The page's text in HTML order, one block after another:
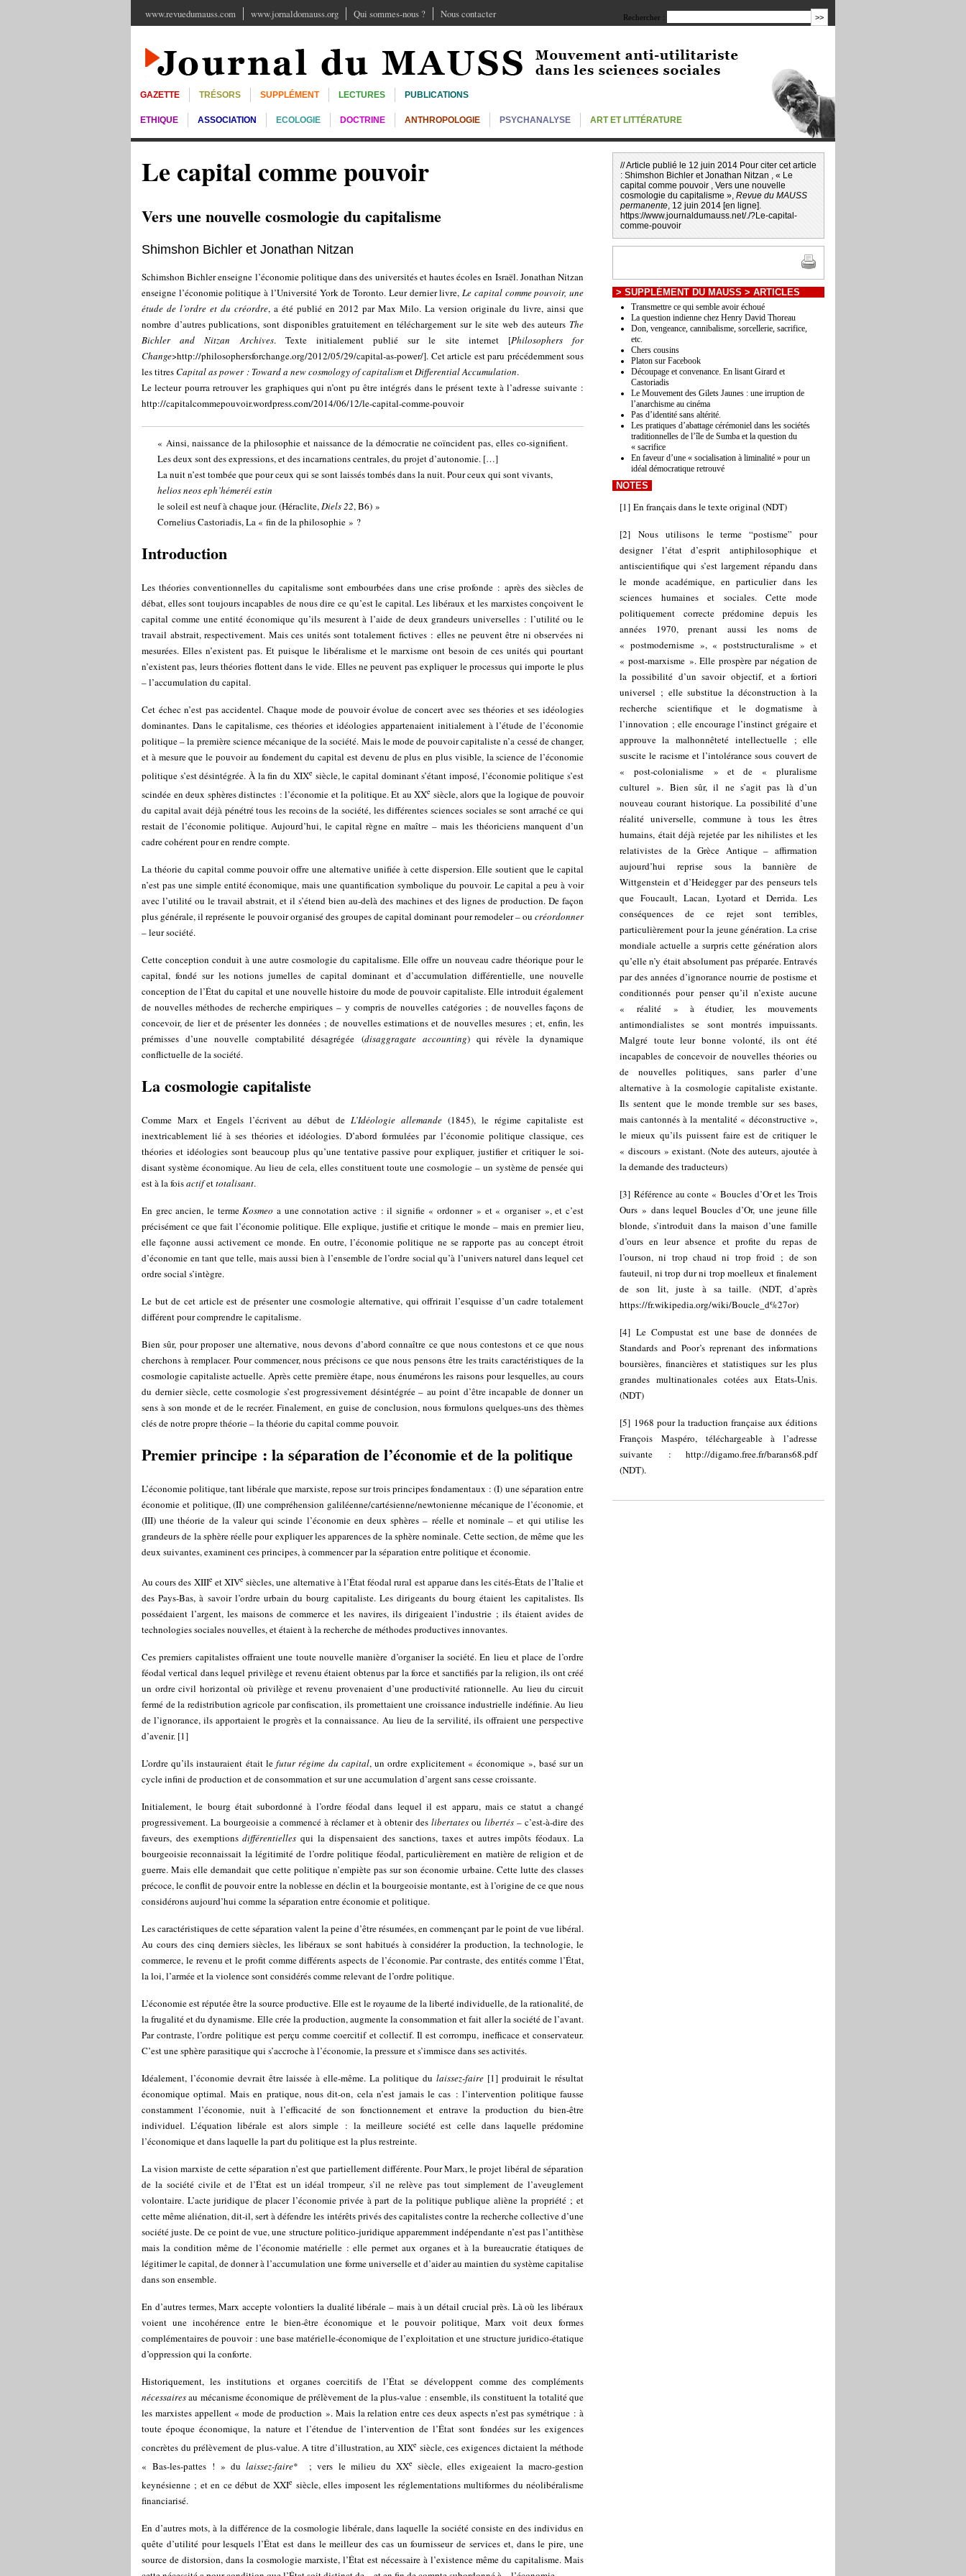
www.revuedumauss.com www.jornaldomauss.org Qui sommes-nous ? Nous contacter Rechercher :
GAZETTE TRÉSORS SUPPLÉMENT LECTURES PUBLICATIONS
ETHIQUE ASSOCIATION ECOLOGIE DOCTRINE ANTHROPOLOGIE PSYCHANALYSE ART ET LITTÉRATURE
Le capital comme pouvoir
Vers une nouvelle cosmologie du capitalisme
Shimshon Bichler et Jonathan Nitzan
Schimshon Bichler enseigne l’économie politique dans des universités et hautes écoles en Israël. Jonathan Nitzan
enseigne l’économie politique à l’Université York de Toronto. Leur dernier livre,Le capital comme pouvoir, une
étude de l’ordre et du créordre, a été publié en 2012 par Max Milo. La version originale du livre, ainsi que
nombre d’autres publications, sont disponibles gratuitement en téléchargement sur le site web des auteurs The
Bichler and Nitzan Archives. Texte initialement publié sur le site internet [Philosophers for
Change>http://philosophersforchange.org/2012/05/29/capital-as-power/]. Cet article est paru précédemment sous
les titresCapital as power : Toward a new cosmology of capitalismetDifferential Accumulation.
Le lecteur pourra retrouver les graphiques qui n’ont pu être intégrés dans le présent texte à l’adresse suivante :
http://capitalcommepouvoir.wordpress.com/2014/06/12/le-capital-comme-pouvoir
« Ainsi, naissance de la philosophie et naissance de la démocratie ne coïncident pas, elles co-signifient.
Les deux sont des expressions, et des incarnations centrales, du projet d’autonomie. […]
La nuit n’est tombée que pour ceux qui se sont laissés tombés dans la nuit. Pour ceux qui sont vivants,
helios neos eph’hémeréi estin
le soleil est neuf à chaque jour. (Héraclite,Diels 22, B6) »
Cornelius Castoriadis, La « fin de la philosophie » ?
Introduction
Les théories conventionnelles du capitalisme sont embourbées dans une crise profonde : après des siècles de
débat, elles sont toujours incapables de nous dire ce qu’est le capital. Les libéraux et les marxistes conçoivent le
capital comme une entité économique qu’ils mesurent à l’aide de deux grandeurs universelles : l’utilité ou le
travail abstrait, respectivement. Mais ces unités sont totalement fictives : elles ne peuvent être ni observées ni
mesurées. Elles n’existent pas. Et puisque le libéralisme et le marxisme ont besoin de ces unités qui pourtant
n’existent pas, leurs théories flottent dans le vide. Elles ne peuvent pas expliquer le processus qui importe le plus
– l’accumulation du capital.
Cet échec n’est pas accidentel. Chaque mode de pouvoir évolue de concert avec ses théories et ses idéologies
dominantes. Dans le capitalisme, ces théories et idéologies appartenaient initialement à l’étude de l’économie
politique – la première science mécanique de la société. Mais le mode de pouvoir capitaliste n’a cessé de changer,
et à mesure que le pouvoir au fondement du capital est devenu de plus en plus visible, la science de l’économie
politique s’est désintégrée. À la fin du XIXe siècle, le capital dominant s’étant imposé, l’économie politique s’est
scindée en deux sphères distinctes : l’économie et la politique. Et au XXe siècle, alors que la logique de pouvoir
du capital avait déjà pénétré tous les recoins de la société, les différentes sciences sociales se sont arraché ce qui
restait de l’économie politique. Aujourd’hui, le capital règne en maître – mais les théoriciens manquent d’un
cadre cohérent pour en rendre compte.
La théorie du capital comme pouvoir offre une alternative unifiée à cette dispersion. Elle soutient que le capital
n’est pas une simple entité économique, mais une quantification symbolique du pouvoir. Le capital a peu à voir
avec l’utilité ou le travail abstrait, et il s’étend bien au-delà des machines et des lignes de production. De façon
plus générale, il représente le pouvoir organisé des groupes de capital dominant pour remodeler – ou créordonner
– leur société.
Cette conception conduit à une autre cosmologie du capitalisme. Elle offre un nouveau cadre théorique pour le
capital, fondé sur les notions jumelles de capital dominant et d’accumulation différentielle, une nouvelle
conception de l’État du capital et une nouvelle histoire du mode de pouvoir capitaliste. Elle introduit également
de nouvelles méthodes de recherche empiriques – y compris de nouvelles catégories ; de nouvelles façons de
concevoir, de lier et de présenter les données ; de nouvelles estimations et de nouvelles mesures ; et, enfin, les
prémisses d’une nouvelle comptabilité désagrégée (disaggragate accounting) qui révèle la dynamique
conflictuelle de la société.
La cosmologie capitaliste
Comme Marx et Engels l’écrivent au début de L’Idéologie allemande (1845), le régime capitaliste est
inextricablement lié à ses théories et idéologies. D’abord formulées par l’économie politique classique, ces
théories et idéologies sont beaucoup plus qu’une tentative passive pour expliquer, justifier et critiquer le soi-
disant système économique. Au lieu de cela, elles constituent toute une cosmologie – un système de pensée qui
est à la foisactifettotalisant.
En grec ancien, le termeKosmeo a une connotation active : il signifie « ordonner » et « organiser », et c’est
précisément ce que fait l’économie politique. Elle explique, justifie et critique le monde – mais en premier lieu,
elle façonne aussi activement ce monde. En outre, l’économie politique ne se rapporte pas au concept étroit
d’économie en tant que telle, mais aussi bien à l’ensemble de l’ordre social qu’à l’univers naturel dans lequel cet
ordre social s’intègre.
Le but de cet article est de présenter une cosmologie alternative, qui offrirait l’esquisse d’un cadre totalement
différent pour comprendre le capitalisme.
Bien sûr, pour proposer une alternative, nous devons d’abord connaître ce que nous contestons et ce que nous
cherchons à remplacer. Pour commencer, nous précisons ce que nous pensons être les traits caractéristiques de la
cosmologie capitaliste actuelle. Après cette première étape, nous énumérons les raisons pour lesquelles, au cours
du dernier siècle, cette cosmologie s’est progressivement désintégrée – au point d’être incapable de donner un
sens à son monde et de le recréer. Finalement, en guise de conclusion, nous formulons quelques-uns des thèmes
clés de notre propre théorie – la théorie du capital comme pouvoir.
Premier principe : la séparation de l’économie et de la politique
L’économie politique, tant libérale que marxiste, repose sur trois principes fondamentaux : (I) une séparation entre
économie et politique, (II) une compréhension galiléenne/cartésienne/newtonienne mécanique de l’économie, et
(III) une théorie de la valeur qui scinde l’économie en deux sphères – réelle et nominale – et qui utilise les
grandeurs de la sphère réelle pour expliquer les apparences de la sphère nominale. Cette section, de même que les
deux suivantes, examinent ces principes, à commencer par la séparation entre politique et économie.
Au cours des XIIIe et XIVe siècles, une alternative à l’État féodal rural est apparue dans les cités-États de l’Italie et
des Pays-Bas, à savoir l’ordre urbain du bourg capitaliste. Les dirigeants du bourg étaient les capitalistes. Ils
possédaient l’argent, les maisons de commerce et les navires, ils dirigeaient l’industrie ; ils étaient avides de
technologies sociales nouvelles, et étaient à la recherche de méthodes productives innovantes.
Ces premiers capitalistes offraient une toute nouvelle manière d’organiser la société. En lieu et place de l’ordre
féodal vertical dans lequel privilège et revenu étaient obtenus par la force et sanctifiés par la religion, ils ont créé
un ordre civil horizontal où privilège et revenu provenaient d’une productivité rationnelle. Au lieu du circuit
fermé de la redistribution agricole par confiscation, ils promettaient une croissance industrielle indéfinie. Au lieu
de l’ignorance, ils apportaient le progrès et la connaissance. Au lieu de la servilité, ils offraient une perspective
d’avenir. [1]
L’ordre qu’ils instauraient était lefutur régime du capital, un ordre explicitement « économique », basé sur un
cycle infini de production et de consommation et sur une accumulation d’argent sans cesse croissante.
Initialement, le bourg était subordonné à l’ordre féodal dans lequel il est apparu, mais ce statut a changé
progressivement. La bourgeoisie a commencé à réclamer et à obtenir des libertates ou libertés – c’est-à-dire des
faveurs, des exemptionsdifférentielles qui la dispensaient des sanctions, taxes et autres impôts féodaux. La
bourgeoisie reconnaissait la légitimité de l’ordre politique féodal, particulièrement en matière de religion et de
guerre. Mais elle demandait que cette politique n’empiète pas sur son économie urbaine. Cette lutte des classes
précoce, le conflit de pouvoir entre la noblesse en déclin et la bourgeoisie montante, est à l’origine de ce que nous
considérons aujourd’hui comme la séparation entre économie et politique.
Les caractéristiques de cette séparation valent la peine d’être résumées, en commençant par le point de vue libéral.
Au cours des cinq derniers siècles, les libéraux se sont habitués à considérer la production, la technologie, le
commerce, le revenu et le profit comme différents aspects de l’économie. Par contraste, des entités comme l’État,
la loi, l’armée et la violence sont considérés comme relevant de l’ordre politique.
L’économie est réputée être la source productive. Elle est le royaume de la liberté individuelle, de la rationalité, de
la frugalité et du dynamisme. Elle crée la production, augmente la consommation et fait aller la société de l’avant.
Par contraste, l’ordre politique est perçu comme coercitif et collectif. Il est corrompu, inefficace et conservateur.
C’est une sphère parasitique qui s’accroche à l’économie, la pressure et s’immisce dans ses activités.
Idéalement, l’économie devrait être laissée à elle-même. La politique du laissez-faire[1] produirait le résultat
économique optimal. Mais en pratique, nous dit-on, cela n’est jamais le cas : l’intervention politique fausse
constamment l’économie, nuit à l’efficacité de son fonctionnement et entrave la production du bien-être
individuel. L’équation libérale est alors simple : la meilleure société est celle dans laquelle prédomine
l’économique et dans laquelle la part du politique est la plus restreinte.
La vision marxiste de cette séparation n’est que partiellement différente. Pour Marx, le projet libéral de séparation
de la société civile et de l’État est un idéal trompeur, s’il ne relève pas tout simplement de l’aveuglement
volontaire. L’acte juridique de placer l’économie privée à part de la politique publique aliène la propriété ; et
cette même aliénation, dit-il, sert à défendre les intérêts privés des capitalistes contre la recherche collective d’une
société juste. De ce point de vue, une structure politico-juridique apparemment indépendante n’est pas l’antithèse
mais la condition même de l’économie matérielle : elle permet aux organes et à la bureaucratie étatiques de
légitimer le capital, de donner à l’accumulation une forme universelle et d’aider au maintien du système capitalise
dans son ensemble.
En d’autres termes, Marx accepte volontiers la dualité libérale – mais à un détail crucial près. Là où les libéraux
voient une incohérence entre le bien-être économique et le pouvoir politique, Marx voit deux formes
complémentaires de pouvoir : une base matérielle-économique de l’exploitation et une structure juridico-étatique
d’oppression qui la conforte.
Historiquement, les institutions et organes coercitifs de l’État se développent comme des compléments
nécessairesau mécanisme économique de prélèvement de la plus-value : ensemble, ils constituent la totalité que
les marxistes appellent « mode de production ». Mais la relation entre ces deux aspects n’est pas symétrique : à
toute époque économique, la nature et l’étendue de l’intervention de l’État sont fondées sur les exigences
concrètes du prélèvement de plus-value. A titre d’illustration, au XIXe siècle, ces exigences dictaient la méthode
« Bas-les-pattes ! » dulaissez-faire* ; vers le milieu du XXe siècle, elles exigeaient la macro-gestion
keynésienne ; et en ce début de XXIe siècle, elles imposent les réglementations multiformes du néolibéralisme
financiarisé.
En d’autres mots, à la différence de la cosmologie libérale, dans laquelle la société consiste en des individus en
quête d’utilité pour lesquels l’État est dans le meilleur des cas un fournisseur de services et, dans le pire, une
source de distorsion, dans la cosmologie marxiste, l’État est nécessaire à l’existence même du capitalisme. Mais
// Article publié le 12 juin 2014 Pour citer cet article
: Shimshon Bichler et Jonathan Nitzan , « Le
capital comme pouvoir , Vers une nouvelle
cosmologie du capitalisme », Revue du MAUSS
permanente, 12 juin 2014 [en ligne].
https://www.journaldumauss.net/./?Le-capital-
comme-pouvoir
> SUPPLÉMENT DU MAUSS > ARTICLES
Transmettre ce qui semble avoir échoué
La question indienne chez Henry David Thoreau
Don, vengeance, cannibalisme, sorcellerie, sacrifice,
etc.
Chers cousins
Platon sur Facebook
Découpage et convenance. En lisant Girard et
Castoriadis
Le Mouvement des Gilets Jaunes : une irruption de
l’anarchisme au cinéma
Pas d’identité sans altérité.
Les pratiques d’abattage cérémoniel dans les sociétés
traditionnelles de l’île de Sumba et la question du
« sacrifice
En faveur d’une « socialisation à liminalité » pour un
idéal démocratique retrouvé
NOTES
[1] En français dans le texte original (NDT)
[2] Nous utilisons le terme “postisme” pour
designer l’état d’esprit antiphilosophique et
antiscientifique qui s’est largement répandu dans
le monde académique, en particulier dans les
sciences humaines et sociales. Cette mode
politiquement correcte prédomine depuis les
années 1970, prenant aussi les noms de
« postmodernisme », « poststructuralisme » et
« post-marxisme ». Elle prospère par négation de
la possibilité d’un savoir objectif, et a fortiori
universel ; elle substitue la déconstruction à la
recherche scientifique et le dogmatisme à
l’innovation ; elle encourage l’instinct grégaire et
approuve la malhonnêteté intellectuelle ; elle
suscite le racisme et l’intolérance sous couvert de
« post-colonialisme » et de « pluralisme
culturel ». Bien sûr, il ne s’agit pas là d’un
nouveau courant historique. La possibilité d’une
réalité universelle, commune à tous les êtres
humains, était déjà rejetée par les nihilistes et les
relativistes de la Grèce Antique – affirmation
aujourd’hui reprise sous la bannière de
Wittgenstein et d’Heidegger par des penseurs tels
que Foucault, Lacan, Lyotard et Derrida. Les
conséquences de ce rejet sont terribles,
particulièrement pour la jeune génération. La crise
mondiale actuelle a surpris cette génération alors
qu’elle n’y était absolument pas préparée. Entravés
par des années d’ignorance nourrie de postisme et
conditionnés pour penser qu’il n’existe aucune
« réalité » à étudier, les mouvements
antimondialistes se sont montrés impuissants.
Malgré toute leur bonne volonté, ils ont été
incapables de concevoir de nouvelles théories ou
de nouvelles politiques, sans parler d’une
alternative à la cosmologie capitaliste existante.
Ils sentent que le monde tremble sur ses bases,
mais cantonnés à la mentalité « déconstructive »,
le mieux qu’ils puissent faire est de critiquer le
« discours » existant. (Note des auteurs, ajoutée à
la demande des traducteurs)
[3] Référence au conte « Boucles d’Or et les Trois
Ours » dans lequel Boucles d’Or, une jeune fille
blonde, s’introduit dans la maison d’une famille
d’ours en leur absence et profite du repas de
l’ourson, ni trop chaud ni trop froid ; de son
fauteuil, ni trop dur ni trop moelleux et finalement
de son lit, juste à sa taille. (NDT, d’après
https://fr.wikipedia.org/wiki/Boucle_d%27or)
[4] Le Compustat est une base de données de
Standards and Poor’s reprenant des informations
boursières, financières et statistiques sur les plus
grandes multinationales cotées aux Etats-Unis.
(NDT)
[5] 1968 pour la traduction française aux éditions
François Maspéro, téléchargeable à l’adresse
suivante : http://digamo.free.fr/barans68.pdf
(NDT).